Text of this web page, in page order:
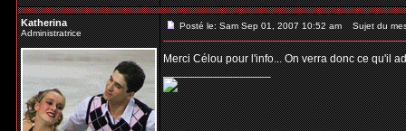
Katherina
Administratrice
Posté le: Sam Sep 01, 2007 10:52 am Sujet du
Merci Célou pour l'info... On verra donc ce qu'il
_________________